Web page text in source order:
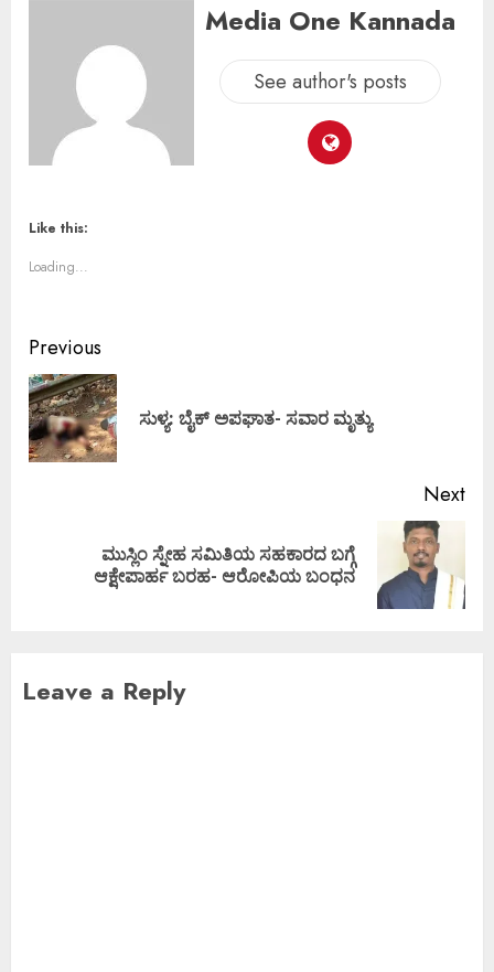
Media One Kannada
See author's posts
Like this:
Loading...
Previous
ಸುಳ್ಯ: ಬೈಕ್‌ ಅಪಘಾತ- ಸವಾರ ಮೃತ್ಯು
Next
ಮುಸ್ಲಿಂ ಸ್ನೇಹ ಸಮಿತಿಯ ಸಹಕಾರದ ಬಗ್ಗೆ
ಆಕ್ಷೇಪಾರ್ಹ ಬರಹ- ಆರೋಪಿಯ ಬಂಧನ
Leave a Reply